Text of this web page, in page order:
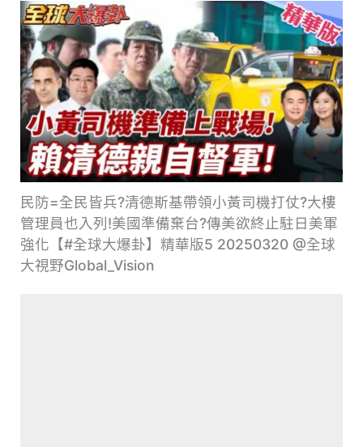
民防=全民皆兵?清德斯基帶領小黃司機打仗?大樓
管理員也入列!美國準備棄台?傳美欲終止駐日美軍
強化【#全球大爆卦】精華版5 20250320 @全球
大視野Global_Vision